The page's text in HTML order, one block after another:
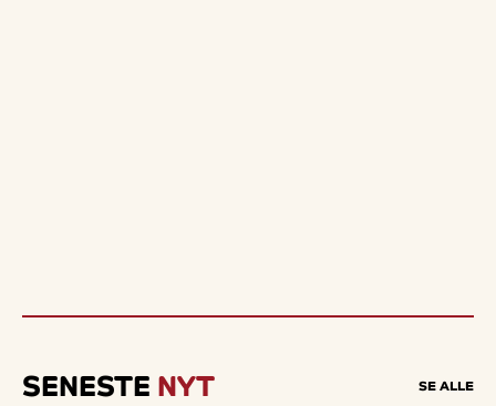
SENESTE NYT SE ALLE